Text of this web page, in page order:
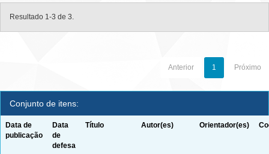
Resultado 1-3 de 3.
Anterior 1 Próximo
Conjunto de itens:
Data de
publicação
Data
de
defesa
Título Autor(es) Orientador(es)